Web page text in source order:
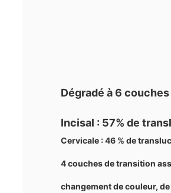
Dégradé à 6
Incisal : 57% de
Cervicale : 46 % de
4 couches de transition
changement de couleur,